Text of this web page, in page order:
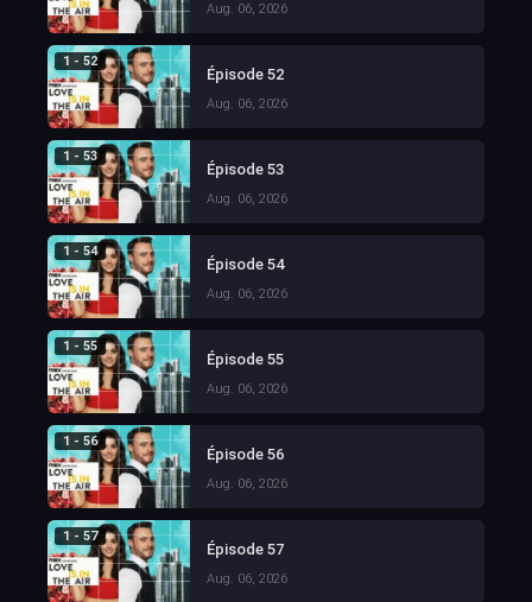
Aug. 06, 2026
1 - 52
Épisode 52
Aug. 06, 2026
1 - 53
Épisode 53
Aug. 06, 2026
1 - 54
Épisode 54
Aug. 06, 2026
1 - 55
Épisode 55
Aug. 06, 2026
1 - 56
Épisode 56
Aug. 06, 2026
1 - 57
Épisode 57
Aug. 06, 2026